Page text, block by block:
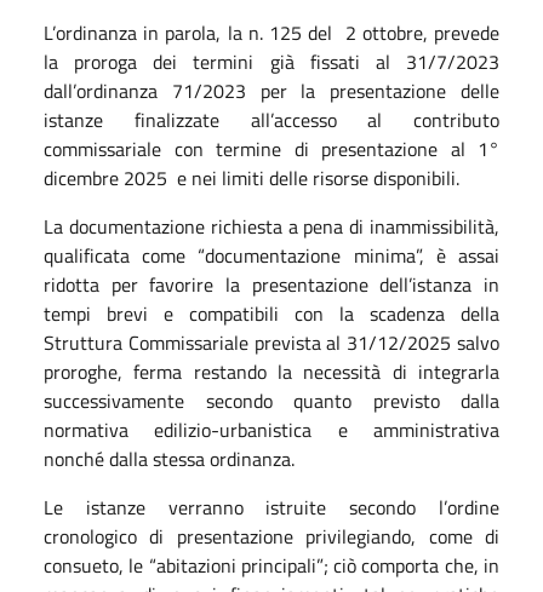
L’ordinanza in parola, la n. 125 del 2 ottobre, prevede
la proroga dei termini già fissati al 31/7/2023
dall’ordinanza 71/2023 per la presentazione delle
istanze finalizzate all’accesso al contributo
commissariale con termine di presentazione al 1°
dicembre 2025 e nei limiti delle risorse disponibili.
La documentazione richiesta a pena di inammissibilità,
qualificata come “documentazione minima”, è assai
ridotta per favorire la presentazione dell’istanza in
tempi brevi e compatibili con la scadenza della
Struttura Commissariale prevista al 31/12/2025 salvo
proroghe, ferma restando la necessità di integrarla
successivamente secondo quanto previsto dalla
normativa edilizio-urbanistica e amministrativa
nonché dalla stessa ordinanza.
Le istanze verranno istruite secondo l’ordine
cronologico di presentazione privilegiando, come di
consueto, le “abitazioni principali”; ciò comporta che, in